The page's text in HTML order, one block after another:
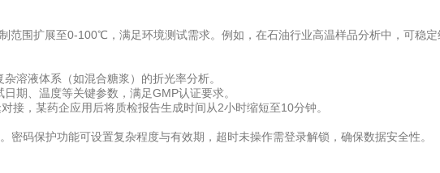
围扩展至0-100℃，满足环境测试需求。例如，在石油行业高温样品分析中，可稳
液体系（如混合糖浆）的折光率分析。
、温度等关键参数，满足GMP认证要求。
，某药企应用后将质检报告生成时间从2小时缩短至10分钟。
码保护功能可设置复杂程度与有效期，超时未操作需登录解锁，确保数据安全性。